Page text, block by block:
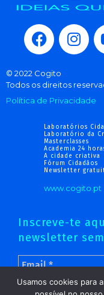
© 2022 Cogito
Todos os direitos
Política de Privacidade
Laboratórios
Laboratório da
Masterclasses
Academia 24
A cidade criativa
Fórum Cidadãos
Newsletter
www.cogito.pt
Inscreve-te
newsletter
Usamos cookies para